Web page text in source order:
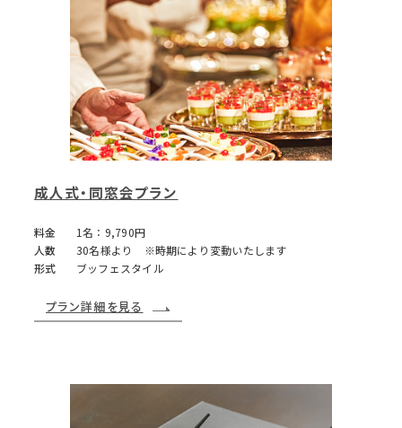
成人式・同窓会プラン
料金
1名：9,790円
人数
30名様より ※時期により変動いたします
形式
ブッフェスタイル
プラン詳細を見る